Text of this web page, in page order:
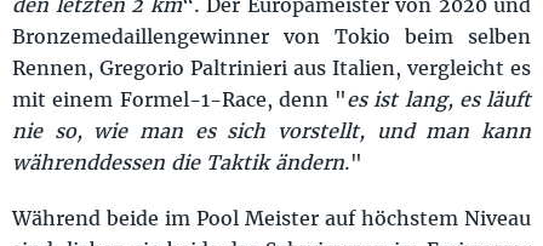
Bronzemedaillengewinner von Tokio beim selben
Rennen, Gregorio Paltrinieri aus Italien, vergleicht es
mit einem Formel-1-Race, denn "es ist lang, es läuft
nie so, wie man es sich vorstellt, und man kann
währenddessen die Taktik ändern."
Während beide im Pool Meister auf höchstem Niveau